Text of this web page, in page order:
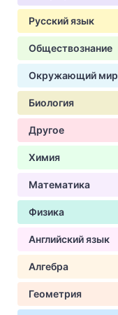
Русский язык
Обществознание
Окружающий мир
Биология
Другое
Химия
Математика
Физика
Английский язык
Алгебра
Геометрия